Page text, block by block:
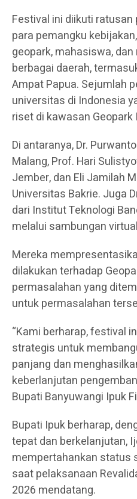
Festival ini diikuti
para pemangku
geopark, mahasiswa,
berbagai daerah,
Ampat Papua. Sejumlah
universitas di Indonesia
riset di kawasan
Di antaranya, Dr.
Malang, Prof. Hari
Jember, dan Eli Jamilah
Universitas Bakrie. Juga
dari Institut Teknologi
melalui sambungan
Mereka
dilakukan terhadap
permasalahan yang
untuk permasalahan
“Kami berharap, festival
strategis untuk
panjang dan
keberlanjutan
Bupati Banyuwangi Ipuk
Bupati Ipuk berharap,
tepat dan berkelanjutan,
mempertahankan status
saat pelaksanaan
2026 mendatang.